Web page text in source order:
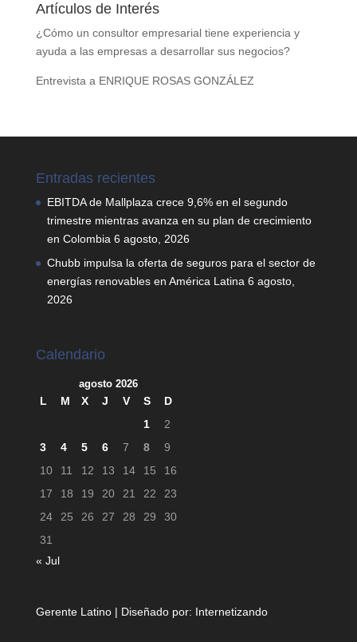
Artículos de Interés
¿Cómo un consultor empresarial tiene experiencia y
ayuda a las empresas a desarrollar sus negocios?
Entrevista a ENRIQUE ROSAS GONZÁLEZ
Entradas recientes
EBITDA de Mallplaza crece 9,6% en el segundo
trimestre mientras avanza en su plan de crecimiento
en Colombia 6 agosto, 2026
Chubb impulsa la oferta de seguros para el sector de
energías renovables en América Latina 6 agosto,
2026
Calendario
agosto 2026
L M X J V S
D
1
2
3
4 5 6 7 8
9
10
11 12 13 14 15
16
17
18 19 20 21 22
23
24
25 26 27 28 29
30
31
« Jul
Gerente Latino | Diseñado por: Internetizando